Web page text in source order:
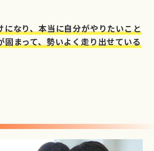
になり、本当に自分がやりたいこと
固まって、勢いよく走り出せている